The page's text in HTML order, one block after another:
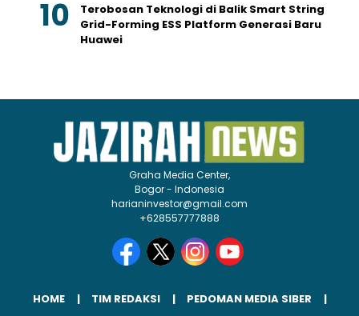
Terobosan Teknologi di Balik Smart String
Grid-Forming ESS Platform Generasi Baru
Huawei
Graha Media Center,
Bogor - Indonesia
harianinvestor@gmail.com
+628557777888
HOME TIM REDAKSI
PEDOMAN MEDIA SIBER